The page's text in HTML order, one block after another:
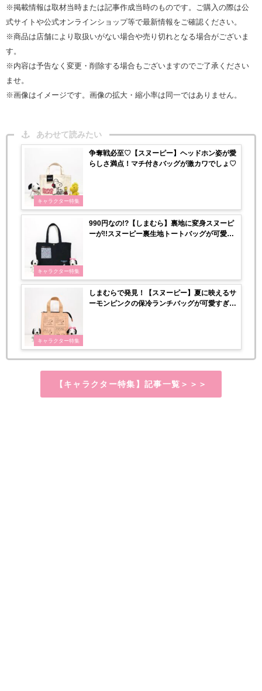
※掲載情報は取材当時または記事作成当時のものです。ご購入の際は公
式サイトや公式オンラインショップ等で最新情報をご確認ください。
※商品は店舗により取扱いがない場合や売り切れとなる場合がございま
す。
※内容は予告なく変更・削除する場合もございますのでご了承ください
ませ。
※画像はイメージです。画像の拡大・縮小率は同一ではありません。
あわせて読みたい
キャラクター特集
争奪戦必至♡【スヌーピー】ヘッドホン姿が愛
らしさ満点！マチ付きバッグが激カワでしょ♡
キャラクター特集
990円なの!?【しまむら】裏地に変身スヌーピ
ーが!!スヌーピー裏生地トートバッグが可愛す
キャラクター特集
しまむらで発見！【スヌーピー】夏に映えるサ
ーモンピンクの保冷ランチバッグが可愛すぎ
【キャラクター特集】記事一覧＞＞＞